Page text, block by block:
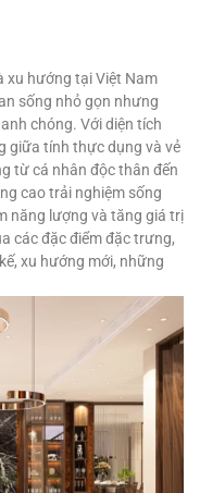
xu hướng tại Việt Nam
sống nhỏ gọn nhưng
chóng. Với diện tích
giữa tính thực dụng và vẻ
từ cá nhân độc thân đến
cao trải nghiệm sống
năng lượng và tăng giá trị
các đặc điểm đặc trưng,
xu hướng mới, những